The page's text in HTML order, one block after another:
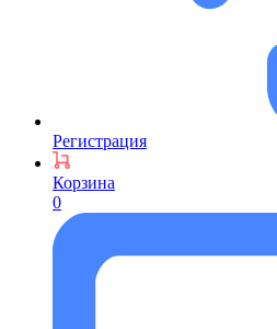
Регистрация
Корзина
0